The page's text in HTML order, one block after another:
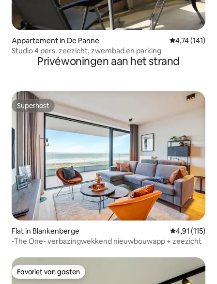
Appartement in De Panne Gemiddelde
4,74 (141)
Studio 4 pers. zeezicht, zwembad en parking
Privéwoningen aan het strand
Superhost
Superhost
Flat in Blankenberge Gemiddelde
4,91 (115)
-The One- verbazingwekkend nieuwbouwapp + zeezicht
Favoriet van gasten
Favoriet van gasten